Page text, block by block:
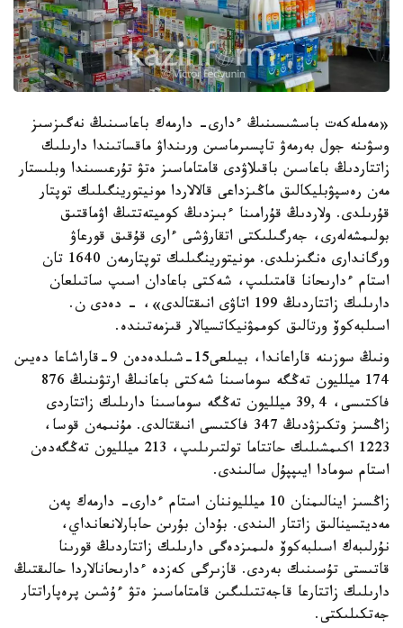
«مەملەكەت باسشىسىنىڭ ءدارى- دارمەك باعاسىنىڭ نەگىزسىز
وسۋىنە جول بەرمەۋ تاپسىرماسىن ورىنداۋ ماقساتىندا دارىلىك
زاتتاردىڭ باعاسىن باقىلاۋدى قامتاماسىز ەتۋ تۇرعىسىندا وبلىستار
مەن رەسپۋبليكالىق ماڭىزداعى قالالاردا مونيتورينگىلىك توپتار
قۇرىلدى. ولاردىڭ قۇرامىنا ءبىزدىڭ كوميتەتتىڭ اۋماقتىق
بولىمشەلەرى، جەرگىلىكتى اتقارۋشى ءارى قۇقىق قورعاۋ
ورگاندارى ەنگىزىلدى. مونيتورينگىلىك توپتارمەن 1640 تان
استام ءدارىحانا قامتىلىپ، شەكتى باعادان اسىپ ساتىلعان
دارىلىك زاتتاردىڭ 199 اتاۋى انىقتالدى»، - دەدى ن.
اسىلبەكوۆ ورتالىق كوممۋنيكاتسيالار قىزمەتىندە.
ونىڭ سوزىنە قاراعاندا، بيىلعى15-شىلدەدەن 9-قاراشاعا دەيىن
174 ميلليون تەڭگە سوماسىنا شەكتى باعانىڭ ارتۋىنىڭ 876
فاكتىسى، 39,4 ميلليون تەڭگە سوماسىنا دارىلىك زاتتاردى
زاڭسىز وتكىزۋدىڭ 347 فاكتىسى انىقتالدى. مۇنىمەن قوسا،
1223 اكىمشىلىك حاتتاما تولتىرىلىپ، 213 ميلليون تەڭگەدەن
استام سومادا ايىپپۇل سالىندى.
زاڭسىز اينالىمنان 10 ميلليوننان استام ءدارى- دارمەك پەن
مەديتسينالىق زاتتار الىندى. بۇدان بۇرىن حابارلانعانداي،
نۇرلىبەك اسىلبەكوۆ ەلىمىزدەگى دارىلىك زاتتاردىڭ قورىنا
قاتىستى تۇسىنىك بەردى. قازىرگى كەزدە ءدارىحانالاردا حالىقتىڭ
دارىلىك زاتتارعا قاجەتتىلىگىن قامتاماسىز ەتۋ ءۇشىن پرەپاراتتار
جەتكىلىكتى.